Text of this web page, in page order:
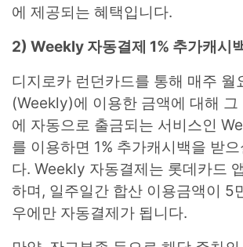
에 제공되는 혜택입니다.
2) Weekly 자동결제 1% 추가캐시
디지로카 런던카드를 통해 매주 월
(Weekly)에 이용한 금액에 대해 그
에 자동으로 출금되는 서비스인
를 이용하면 1% 추가캐시백을 받
다. Weekly 자동결제는 롯데카드
하며, 일주일간 합산 이용금액이 5
우에만 자동결제가 됩니다.